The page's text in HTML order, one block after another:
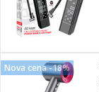
ostalo
i kutije
Nova cena -18%